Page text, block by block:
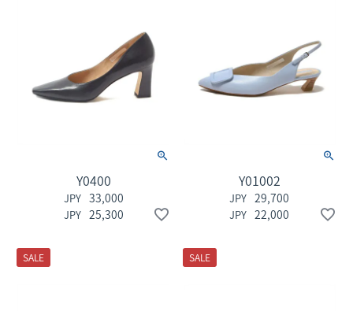
Y0400
33,000
25,300
Y01002
29,700
22,000
SALE SALE